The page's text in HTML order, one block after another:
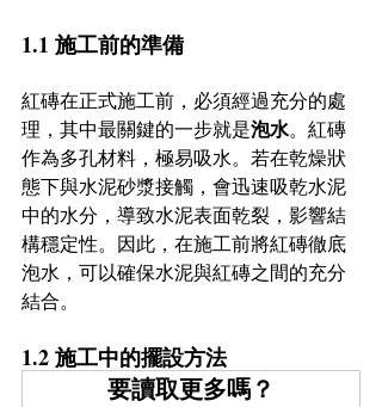
1.1 施工前的準備
紅磚在正式施工前，必須經過充分的處
理，其中最關鍵的一步就是泡水。紅磚
作為多孔材料，極易吸水。若在乾燥狀
態下與水泥砂漿接觸，會迅速吸乾水泥
中的水分，導致水泥表面乾裂，影響結
構穩定性。因此，在施工前將紅磚徹底
泡水，可以確保水泥與紅磚之間的充分
結合。
1.2 施工中的擺設方法
要讀取更多嗎？